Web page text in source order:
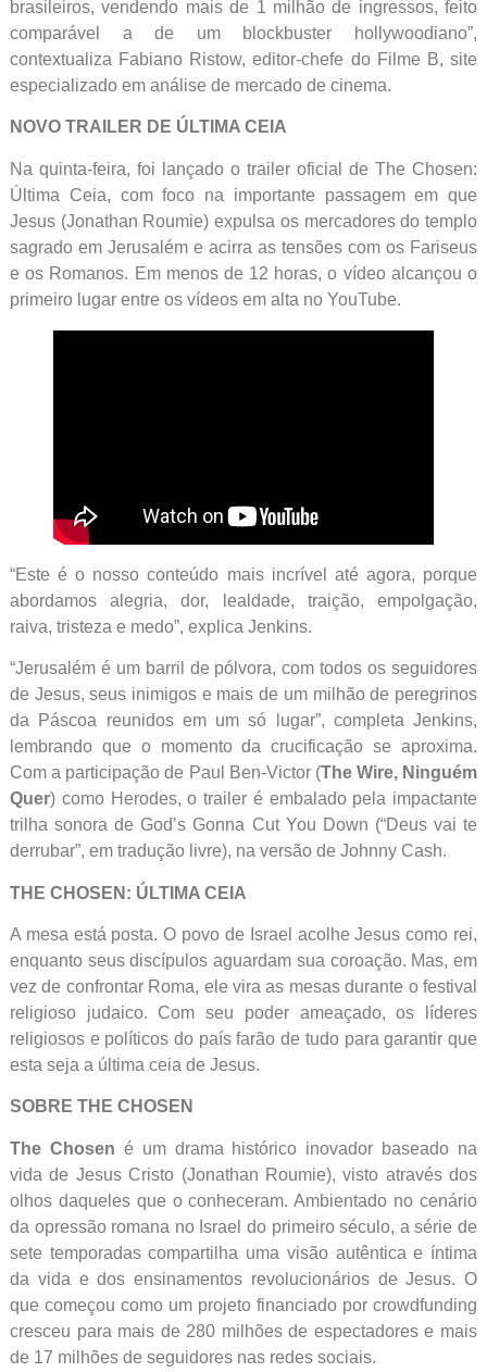
brasileiros, vendendo mais de 1 milhão de ingressos, feito
comparável a de um blockbuster hollywoodiano”,
contextualiza Fabiano Ristow, editor-chefe do Filme B, site
especializado em análise de mercado de cinema.
NOVO TRAILER DE ÚLTIMA CEIA
Na quinta-feira, foi lançado o trailer oficial de The Chosen:
Última Ceia, com foco na importante passagem em que
Jesus (Jonathan Roumie) expulsa os mercadores do templo
sagrado em Jerusalém e acirra as tensões com os Fariseus
e os Romanos. Em menos de 12 horas, o vídeo alcançou o
primeiro lugar entre os vídeos em alta no YouTube.
“Este é o nosso conteúdo mais incrível até agora, porque
abordamos alegria, dor, lealdade, traição, empolgação,
raiva, tristeza e medo”, explica Jenkins.
“Jerusalém é um barril de pólvora, com todos os seguidores
de Jesus, seus inimigos e mais de um milhão de peregrinos
da Páscoa reunidos em um só lugar”, completa Jenkins,
lembrando que o momento da crucificação se aproxima.
Com a participação de Paul Ben-Victor (The Wire, Ninguém
Quer) como Herodes, o trailer é embalado pela impactante
trilha sonora de God’s Gonna Cut You Down (“Deus vai te
derrubar”, em tradução livre), na versão de Johnny Cash.
THE CHOSEN: ÚLTIMA CEIA
A mesa está posta. O povo de Israel acolhe Jesus como rei,
enquanto seus discípulos aguardam sua coroação. Mas, em
vez de confrontar Roma, ele vira as mesas durante o festival
religioso judaico. Com seu poder ameaçado, os líderes
religiosos e políticos do país farão de tudo para garantir que
esta seja a última ceia de Jesus.
SOBRE THE CHOSEN
The Chosen é um drama histórico inovador baseado na
vida de Jesus Cristo (Jonathan Roumie), visto através dos
olhos daqueles que o conheceram. Ambientado no cenário
da opressão romana no Israel do primeiro século, a série de
sete temporadas compartilha uma visão autêntica e íntima
da vida e dos ensinamentos revolucionários de Jesus. O
que começou como um projeto financiado por crowdfunding
cresceu para mais de 280 milhões de espectadores e mais
de 17 milhões de seguidores nas redes sociais.